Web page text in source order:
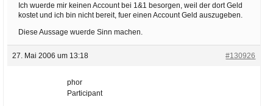
Ich wuerde mir keinen Account bei 1&1 besorgen, weil der dort Geld
kostet und ich bin nicht bereit, fuer einen Account Geld auszugeben.
Diese Aussage wuerde Sinn machen.
27. Mai 2006 um 13:18 #130926
phor
Participant